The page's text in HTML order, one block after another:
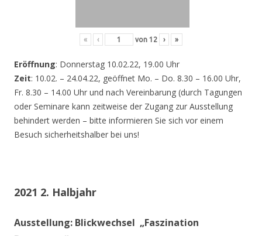
« ‹ von 12 › »
Eröffnung: Donnerstag 10.02.22, 19.00 Uhr
Zeit: 10.02. – 24.04.22, geöffnet Mo. – Do. 8.30 – 16.00 Uhr,
Fr. 8.30 – 14.00 Uhr und nach Vereinbarung (durch Tagungen
oder Seminare kann zeitweise der Zugang zur Ausstellung
behindert werden – bitte informieren Sie sich vor einem
Besuch sicherheitshalber bei uns!
2021 2. Halbjahr
Ausstellung: Blickwechsel „Faszination